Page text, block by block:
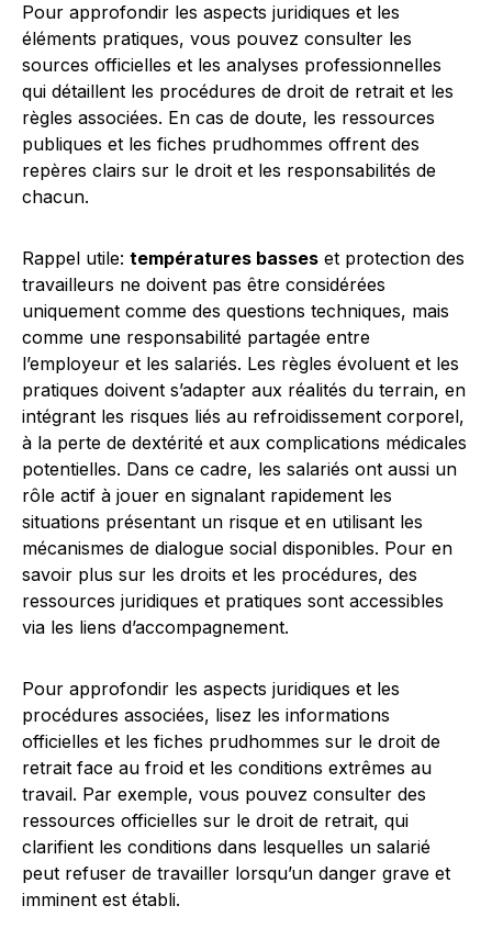
Pour approfondir les aspects juridiques et les
éléments pratiques, vous pouvez consulter les
sources officielles et les analyses professionnelles
qui détaillent les procédures de droit de retrait et les
règles associées. En cas de doute, les ressources
publiques et les fiches prudhommes offrent des
repères clairs sur le droit et les responsabilités de
chacun.
Rappel utile: températures basses et protection des
travailleurs ne doivent pas être considérées
uniquement comme des questions techniques, mais
comme une responsabilité partagée entre
l’employeur et les salariés. Les règles évoluent et les
pratiques doivent s’adapter aux réalités du terrain, en
intégrant les risques liés au refroidissement corporel,
à la perte de dextérité et aux complications médicales
potentielles. Dans ce cadre, les salariés ont aussi un
rôle actif à jouer en signalant rapidement les
situations présentant un risque et en utilisant les
mécanismes de dialogue social disponibles. Pour en
savoir plus sur les droits et les procédures, des
ressources juridiques et pratiques sont accessibles
via les liens d’accompagnement.
Pour approfondir les aspects juridiques et les
procédures associées, lisez les informations
officielles et les fiches prudhommes sur le droit de
retrait face au froid et les conditions extrêmes au
travail. Par exemple, vous pouvez consulter des
ressources officielles sur le droit de retrait, qui
clarifient les conditions dans lesquelles un salarié
peut refuser de travailler lorsqu’un danger grave et
imminent est établi.